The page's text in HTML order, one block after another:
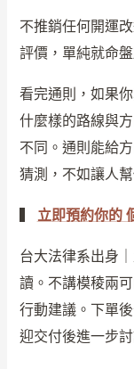
不推銷任何開運
評價，單純就命
看完通則，如果
什麼樣的路線與
不同。通則能給
猜測，不如讓人
立即預約你的
台大法律系出身
讀。不講模稜兩
行動建議。下單
迎交付後進一步討